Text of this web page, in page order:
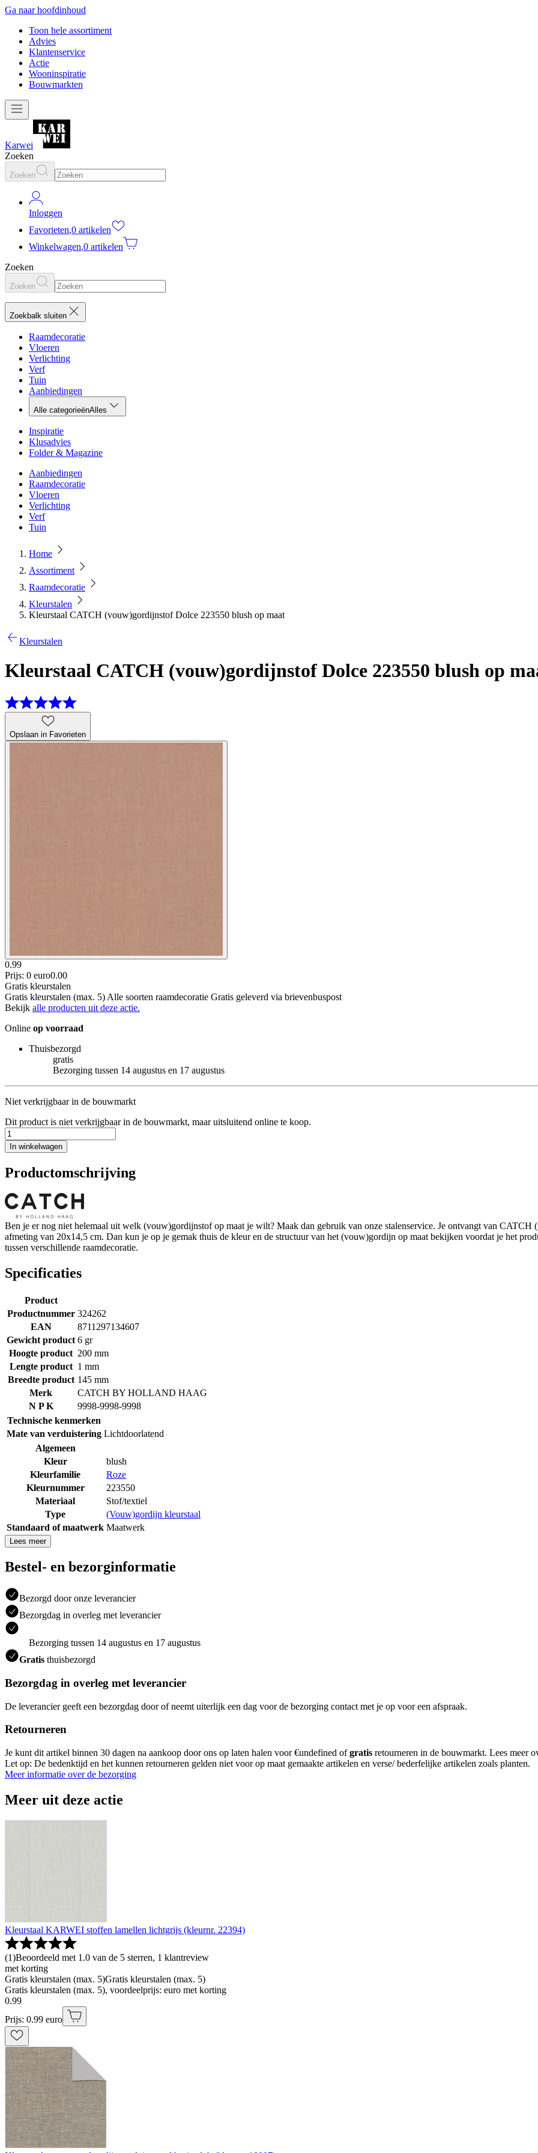
Ga naar hoofdinhoud
Toon hele assortiment
Advies
Klantenservice
Actie
Wooninspiratie
Bouwmarkten
Karwei
Zoeken
Zoeken
Inloggen
Favorieten,0 artikelen
Winkelwagen,0 artikelen
Zoeken
Zoeken
Zoekbalk sluiten
Raamdecoratie
Vloeren
Verlichting
Verf
Tuin
Aanbiedingen
Alle categorieënAlles
Inspiratie
Klusadvies
Folder & Magazine
Aanbiedingen
Raamdecoratie
Vloeren
Verlichting
Verf
Tuin
Home
Assortiment
Raamdecoratie
Kleurstalen
Kleurstaal CATCH (vouw)gordijnstof Dolce 223550 blush op maat
Kleurstalen
Kleurstaal CATCH (vouw)gordijnstof Dolce 223550 blush op
Opslaan in Favorieten
0.99
Prijs: 0 euro0.00
Gratis kleurstalen
Gratis kleurstalen (max. 5) Alle soorten raamdecoratie Gratis geleverd via brievenbuspost
Bekijk alle producten uit deze actie.
Online op voorraad
Thuisbezorgd
gratis
Bezorging tussen 14 augustus en 17 augustus
Niet verkrijgbaar in de bouwmarkt
Dit product is niet verkrijgbaar in de bouwmarkt, maar uitsluitend online te koop.
In winkelwagen
Productomschrijving
Ben je er nog niet helemaal uit welk (vouw)gordijnstof op maat je wilt? Maak dan gebruik van onze stalenservice. Je ontvangt van CATCH
afmeting van 20x14,5 cm. Dan kun je op je gemak thuis de kleur en de structuur van het (vouw)gordijn op maat bekijken voordat je het
tussen verschillende raamdecoratie.
Specificaties
Product
Productnummer 324262
EAN
8711297134607
Gewicht product 6 gr
Hoogte product 200 mm
Lengte product 1 mm
Breedte product 145 mm
Merk
CATCH BY HOLLAND HAAG
N P K
9998-9998-9998
Technische kenmerken
Mate van verduistering Lichtdoorlatend
Algemeen
Kleur
blush
Kleurfamilie
Roze
Kleurnummer
223550
Materiaal
Stof/textiel
Type
(Vouw)gordijn kleurstaal
Standaard of maatwerk Maatwerk
Lees meer
Bestel- en bezorginformatie
Bezorgd door onze leverancier
Bezorgdag in overleg met leverancier
Bezorging tussen 14 augustus en 17 augustus
Gratis thuisbezorgd
Bezorgdag in overleg met leverancier
De leverancier geeft een bezorgdag door of neemt uiterlijk een dag voor de bezorging contact met je op voor een afspraak.
Retourneren
Je kunt dit artikel binnen 30 dagen na aankoop door ons op laten halen voor €undefined ofgratis retourneren in de bouwmarkt. Lees meer
Let op: De bedenktijd en het kunnen retourneren gelden niet voor op maat gemaakte artikelen en verse/ bederfelijke artikelen zoals planten.
Meer informatie over de bezorging
Meer uit deze actie
Kleurstaal KARWEI stoffen lamellen lichtgrijs (kleurnr. 22394)
(1)Beoordeeld met 1.0 van de 5 sterren, 1 klantreview
met korting
Gratis kleurstalen (max. 5)Gratis kleurstalen (max. 5)
Gratis kleurstalen (max. 5), voordeelprijs: euro met korting
0.99
Prijs: 0.99 euro